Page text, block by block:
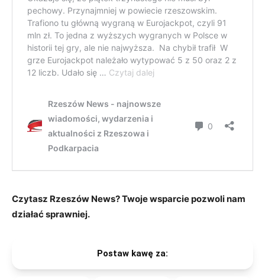
Czytasz Rzeszów News? Twoje wsparcie pozwoli nam
działać sprawniej.
Postaw kawę za: